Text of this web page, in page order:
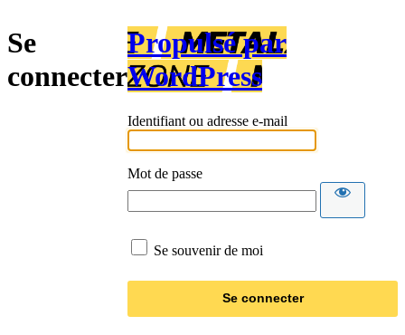
Se
connecter
Propulsé par
WordPress
Identifiant ou adresse e-mail
Mot de passe
Se souvenir de moi